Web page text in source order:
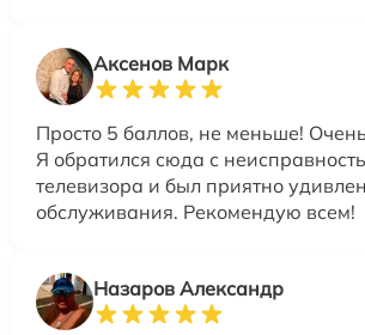
Аксенов Марк
Просто 5 баллов, не меньше!
Я обратился сюда с
телевизора и был приятно
обслуживания. Рекомендую всем!
Назаров Александр